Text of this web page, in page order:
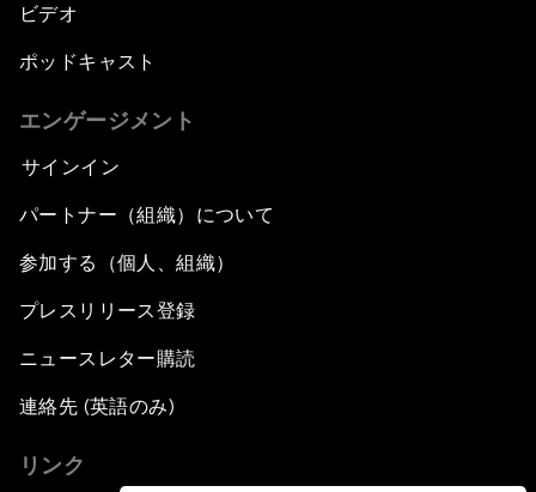
ビデオ
ポッドキャスト
エンゲージメント
サインイン
パートナー（組織）について
参加する（個人、組織）
プレスリリース登録
ニュースレター購読
連絡先 (英語のみ)
リンク